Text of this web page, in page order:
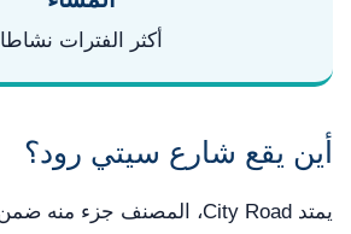
أكثر الفترات نشاطا
أين يقع شارع سيتي رود؟